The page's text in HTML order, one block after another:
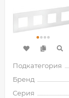
Подкатегория
Бренд
Серия